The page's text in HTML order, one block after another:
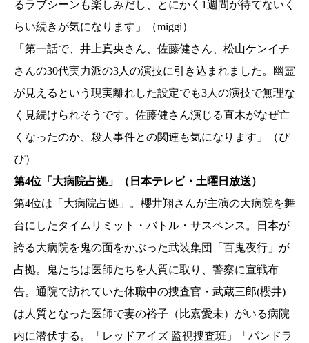
るラブシーンも楽しみだし、とにかく1週間が待てないく
らい続きが気になります」（miggi）
「第一話で、井上真央さん、佐藤健さん、松山ケンイチ
さんの30代実力派の3人の演技に引き込まれました。幽霊
が見えるという現実離れした設定でも3人の演技で無理な
く見続けられそうです。佐藤健さん演じる直木がなぜ亡
くなったのか、殺人事件との関連も気になります」（ぴ
ぴ）
第4位「大病院占拠」（日本テレビ・土曜日放送）
第4位は「大病院占拠」。櫻井翔さんが主演の大病院を舞
台にしたタイムリミット・バトル・サスペンス。日本が
誇る大病院を鬼の面をかぶった武装集団「百鬼夜行」が
占拠。鬼たちは医師たちを人質に取り、警察に宣戦布
告。通院で訪れていた休職中の捜査官・武蔵三郎(櫻井)
は人質となった医師で妻の裕子（比嘉愛未）がいる病院
内に潜伏する。「レッドアイズ 監視捜査班」「パンドラ